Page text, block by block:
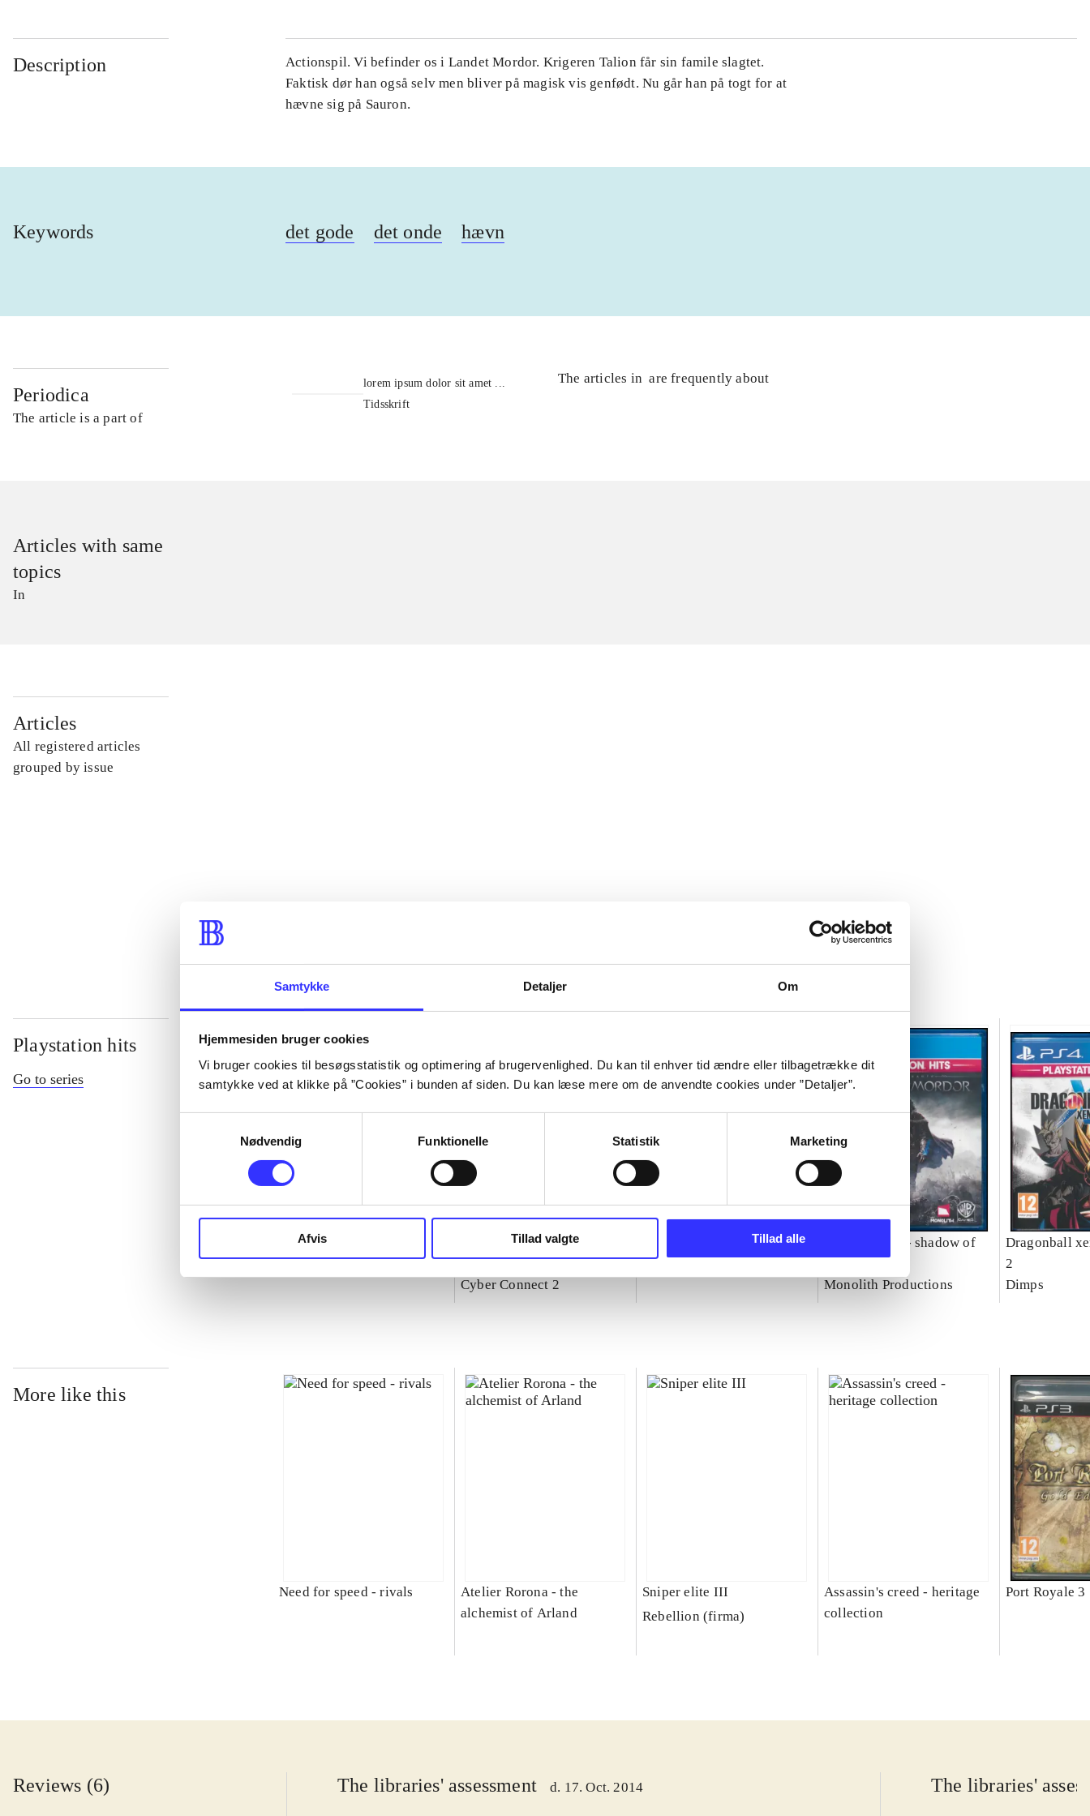
Samtykke Detaljer Om
Hjemmesiden bruger cookies
Vi bruger cookies til besøgsstatistik og optimering af brugervenlighed. Du kan til enhver tid ændre eller tilbagetrække dit
samtykke ved at klikke på ”Cookies” i bunden af siden. Du kan læse mere om de anvendte cookies under ”Detaljer”.
Nødvendig
Funktionelle Statistik Marketing
Afvis Tillad valgte Tillad alle
Description
Actionspil. Vi befinder os i Landet Mordor. Krigeren Talion får sin famile slagtet.
Faktisk dør han også selv men bliver på magisk vis genfødt. Nu går han på togt for at
hævne sig på Sauron.
Keywords det gode det onde hævn
Periodica
The article is a part of
lorem ipsum dolor sit amet ...
Tidsskrift
The articles in are frequently about
Articles with same
topics
In
Articles
All registered articles
grouped by issue
Playstation hits
Go to series
Need for speed - rivals
Naruto Shippuden - ultimate
ninja storm 4
Cyber Connect 2
Sega
Middle-Earth - shadow of
Monolith Productions
Dragonball
2
Dimps
More like this
Need for speed - rivals
Atelier Rorona - the
alchemist of Arland
Sniper elite III
Rebellion (firma)
Assassin's creed - heritage
collection
Port Royale 3
Reviews (6) The libraries' assessment d. 17. Oct. 2014 The libraries'